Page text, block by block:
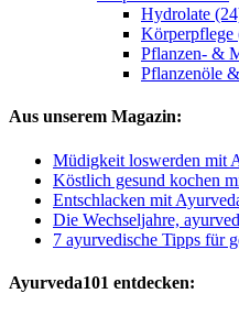
Hydrolate
Körperpflege
Pflanzen- &
Pflanzenöle
Aus unserem Magazin:
Müdigkeit loswerden mit
Köstlich gesund kochen
Entschlacken mit
Die Wechseljahre,
7 ayurvedische Tipps für
Ayurveda101 entdecken: